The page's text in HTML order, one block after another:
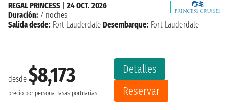
desde $8,173
precio por persona Tasas portuarias
Detalles
Reservar
REGAL PRINCESS
24 OCT. 2026
Duración: 7 noches
Salida desde: Fort Lauderdale Desembarque: Fort Lauderdale